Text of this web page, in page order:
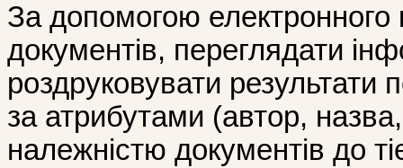
За допомогою
документів, переглядати
роздруковувати
за атрибутами (автор, назва,
належністю документів до